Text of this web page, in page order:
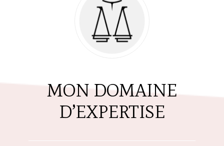
MON DOMAINE
D’EXPERTISE